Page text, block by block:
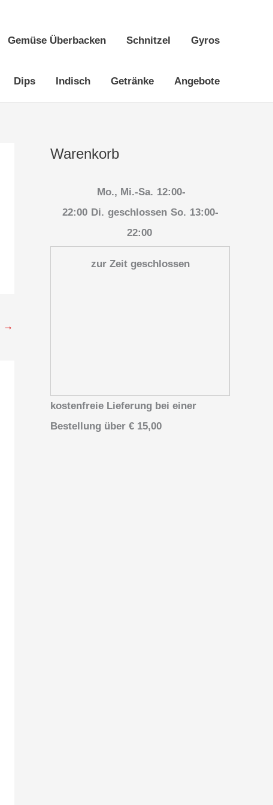
Gemüse Überbacken Schnitzel Gyros
Dips Indisch Getränke Angebote
→
Warenkorb
Mo., Mi.-Sa. 12:00-
22:00 Di. geschlossen So. 13:00-
22:00
zur Zeit geschlossen
kostenfreie Lieferung bei einer
Bestellung über € 15,00